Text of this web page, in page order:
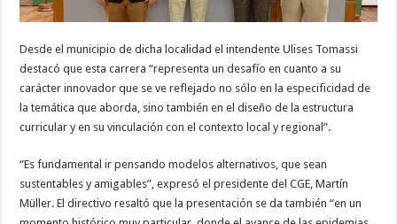
Desde el municipio de dicha localidad el intendente Ulises Tomassi
destacó que esta carrera “representa un desafío en cuanto a su
carácter innovador que se ve reflejado no sólo en la especificidad de
la temática que aborda, sino también en el diseño de la estructura
curricular y en su vinculación con el contexto local y regional”.
“Es fundamental ir pensando modelos alternativos, que sean
sustentables y amigables”, expresó el presidente del CGE, Martín
Müller. El directivo resaltó que la presentación se da también “en un